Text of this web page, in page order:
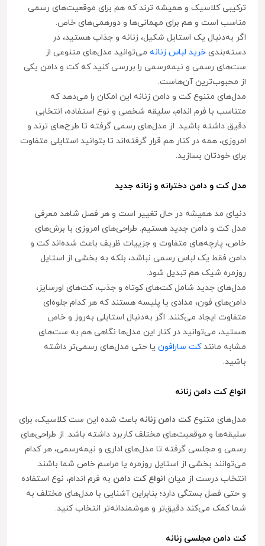
ترکیبی کلاسیک و همیشه ترند که هم برای موقعیت‌های رسمی
مناسب است و هم برای مهمانی‌ها و دورهمی‌های خاص.
اگر به‌دنبال یک استایل شکیل، زنانه و جذاب هستید، در
دسته‌بندی خرید لباس زنانه می‌توانید مدل‌های متنوعی از
ست‌های رسمی و نیمه‌رسمی را بررسی کنید که کت و دامن یکی
از محبوب‌ترین آن‌هاست.
مدل‌های متنوع کت و دامن زنانه این امکان را می‌دهد که
متناسب با فرم اندام، سلیقه شخصی و نوع استفاده، انتخابی
دقیق داشته باشید. از مدل‌های رسمی گرفته تا طرح‌های ترند و
امروزی، همه در کنار هم قرار گرفته‌اند تا بتوانید استایلی متفاوت
برای خودتان بسازید.
مدل کت و دامن دخترانه و زنانه جدید
دنیای مد همیشه در حال تغییر است و هر فصل شاهد معرفی
مدل کت و دامن جدید هستیم. طراحی‌های امروزی با برش‌های
خاص، پارچه‌های متفاوت و جزییات ظریف باعث شده‌اند کت و
دامن فقط یک لباس رسمی نباشد، بلکه به بخشی از استایل
روزمره شیک هم تبدیل شود.
مدل‌های جدید شامل کت‌های کوتاه و جذب، کت‌های اورسایز،
دامن‌های فون، مدادی یا پلیسه هستند که هر کدام جلوه‌ای
متفاوت ایجاد می‌کنند. اگر به‌دنبال استایلی به‌روز و خاص
هستید، می‌توانید در کنار این مدل‌ها نگاهی هم به ست‌های
مشابه مانندکت سارافون یا حتی مدل‌های رسمی‌تر داشته
باشید.
انواع کت دامن زنانه
مدل‌های متنوعکت دامن زنانه باعث شده این ست کلاسیک، برای
سلیقه‌ها و موقعیت‌های مختلف کاربرد داشته باشد. از طراحی‌های
رسمی و مجلسی گرفته تا مدل‌های اداری و نیمه‌رسمی، هر کدام
می‌توانند بخشی از استایل روزمره یا مراسم خاص شما باشند.
انتخاب درست از میان انواع کت دامن به فرم اندام، نوع استفاده
و حتی فصل بستگی دارد؛ بنابراین آشنایی با مدل‌های مختلف به
شما کمک می‌کند دقیق‌تر و هوشمندانه‌تر انتخاب کنید.
کت دامن مجلسی زنانه